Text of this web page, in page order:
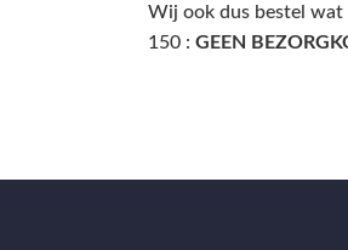
Wij ook dus bestel wat
150 : GEEN